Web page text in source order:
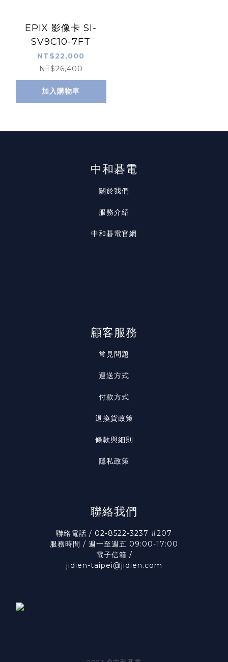
EPIX 影像卡 SI-
SV9C10-7FT
NT$22,000
NT$26,400
加入購物車
中和碁電
關於我們
服務介紹
中和碁電官網
顧客服務
常見問題
運送方式
付款方式
退換貨政策
條款與細則
隱私政策
聯絡我們
聯絡電話 / 02-8522-3237 #207
服務時間 / 週一至週五 09:00-17:00
電子信箱 /
jidien-taipei@jidien.com